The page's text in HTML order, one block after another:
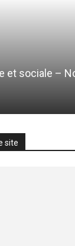
et sociale –
site